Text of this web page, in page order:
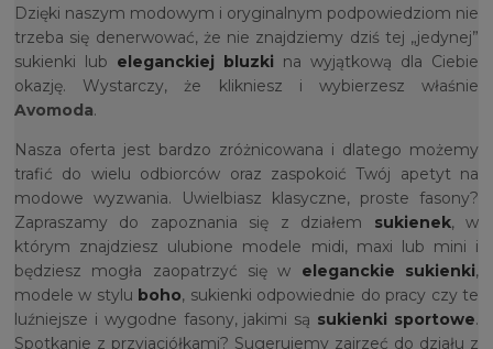
Dzięki naszym modowym i oryginalnym podpowiedziom nie
trzeba się denerwować, że nie znajdziemy dziś tej „jedynej”
sukienki lub eleganckiej bluzki na wyjątkową dla Ciebie
okazję. Wystarczy, że klikniesz i wybierzesz właśnie
Avomoda.
Nasza oferta jest bardzo zróżnicowana i dlatego możemy
trafić do wielu odbiorców oraz zaspokoić Twój apetyt na
modowe wyzwania. Uwielbiasz klasyczne, proste fasony?
Zapraszamy do zapoznania się z działem sukienek, w
którym znajdziesz ulubione modele midi, maxi lub mini i
będziesz mogła zaopatrzyć się w eleganckie sukienki,
modele w stylu boho, sukienki odpowiednie do pracy czy te
luźniejsze i wygodne fasony, jakimi są sukienki sportowe.
Spotkanie z przyjaciółkami? Sugerujemy zajrzeć do działu z